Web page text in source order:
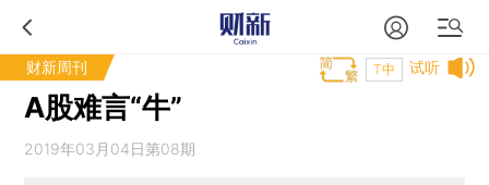
财新周刊 试听
T中
A股难言“牛”
2019年03月04日第08期